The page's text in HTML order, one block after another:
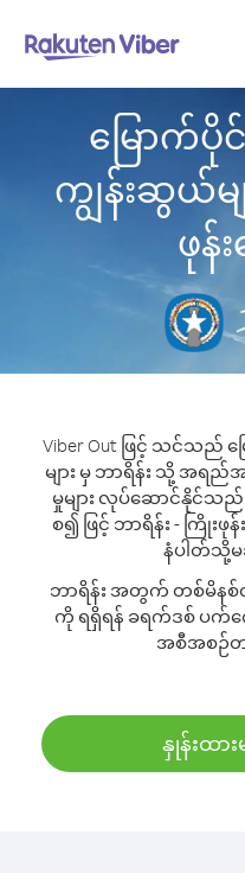
မြောက်ပို
ကျွန်းဆွယ်မ
ဖုန်
Viber Out ဖြင့် သင်သည် မ
များ မှ ဘာရိန်း သို့ အရည်
မှုများ လုပ်ဆောင်နိုင်သည်
စ၍ ဖြင့် ဘာရိန်း - ကြို
နံပါတ်သို့မ
ဘာရိန်း အတွက် တစ်မိနစ်လ
ကို ရရှိရန် ခရက်ဒစ် ပက်က
အစီအစဉ်
နှုန်းထား